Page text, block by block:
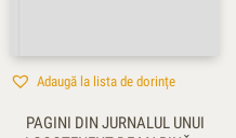
Adaugă la lista de dorințe
PAGINI DIN JURNALUL UNUI